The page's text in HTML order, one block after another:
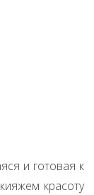
и готовая к
красоту